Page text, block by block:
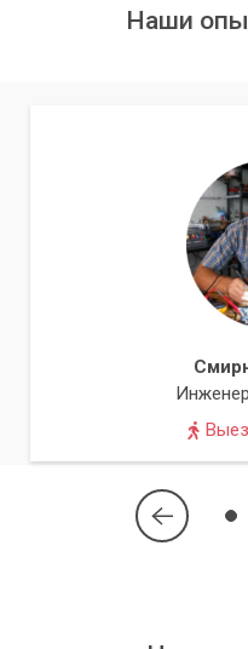
значительное увеличение
качественно заменить
Наши специалисты готовы
профессиональную
Наши